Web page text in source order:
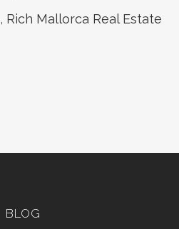
, Rich Mallorca Real Estate
BLOG